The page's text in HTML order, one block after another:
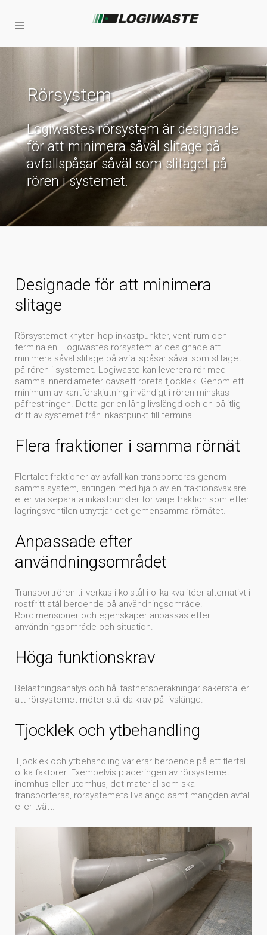
Rörsystem
Logiwastes rörsystem är designade
för att minimera såväl slitage på
avfallspåsar såväl som slitaget på
rören i systemet.
Designade för att minimera
slitage
Rörsystemet knyter ihop inkastpunkter, ventilrum och
terminalen. Logiwastes rörsystem är designade att
minimera såväl slitage på avfallspåsar såväl som slitaget
på rören i systemet. Logiwaste kan leverera rör med
samma innerdiameter oavsett rörets tjocklek. Genom ett
minimum av kantförskjutning invändigt i rören minskas
påfrestningen. Detta ger en lång livslängd och en pålitlig
drift av systemet från inkastpunkt till terminal.
Flera fraktioner i samma rörnät
Flertalet fraktioner av avfall kan transporteras genom
samma system, antingen med hjälp av en fraktionsväxlare
eller via separata inkastpunkter för varje fraktion som efter
lagringsventilen utnyttjar det gemensamma rörnätet.
Anpassade efter
användningsområdet
Transportrören tillverkas i kolstål i olika kvalitéer alternativt i
rostfritt stål beroende på användningsområde.
Rördimensioner och egenskaper anpassas efter
användningsområde och situation.
Höga funktionskrav
Belastningsanalys och hållfasthetsberäkningar säkerställer
att rörsystemet möter ställda krav på livslängd.
Tjocklek och ytbehandling
Tjocklek och ytbehandling varierar beroende på ett flertal
olika faktorer. Exempelvis placeringen av rörsystemet
inomhus eller utomhus, det material som ska
transporteras, rörsystemets livslängd samt mängden avfall
eller tvätt.